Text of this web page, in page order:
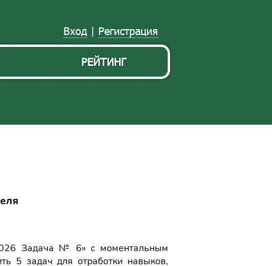
Регистрация
|
Вход
РЕЙТИНГ
Задача № 6» с моментальным
5 задач для отработки навыков,